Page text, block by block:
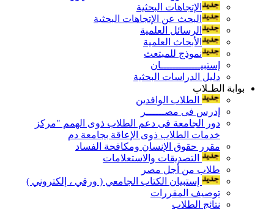
الإتجاهات البحثية
البحث عن الإتجاهات البحثية
الرسائل العلمية
الأبحاث العلمية
نموذج للمبتعث
إستبيـــــــــــــان
دليل الدراسات البحثية
بوابة الطـلاب
الطلاب الوافدين
إدرس فى مصــــــر
دور الجامعة فى دعم الطلاب ذوى الهمم "مركز
خدمات الطلاب ذوى الإعاقة بجامعة دم
مقرر حقوق الإنسان ومكافحة الفساد
التصديقات والاستعلامات
طلاب من أجل مصر
إستبيان الكتاب الجامعي ( ورقي ، إلكتروني )
توصيف المقررات
نتائج الطلاب